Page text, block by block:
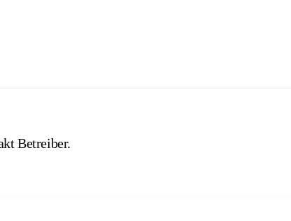
Betreiber.